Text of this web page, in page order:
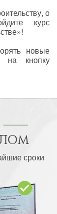
о
курс
новые
на кнопку
сроки